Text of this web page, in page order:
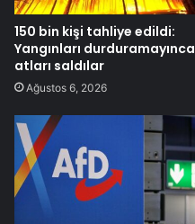
150 bin kişi tahliye edildi:
Yangınları durduramayınca
atları saldılar
Ağustos 6, 2026